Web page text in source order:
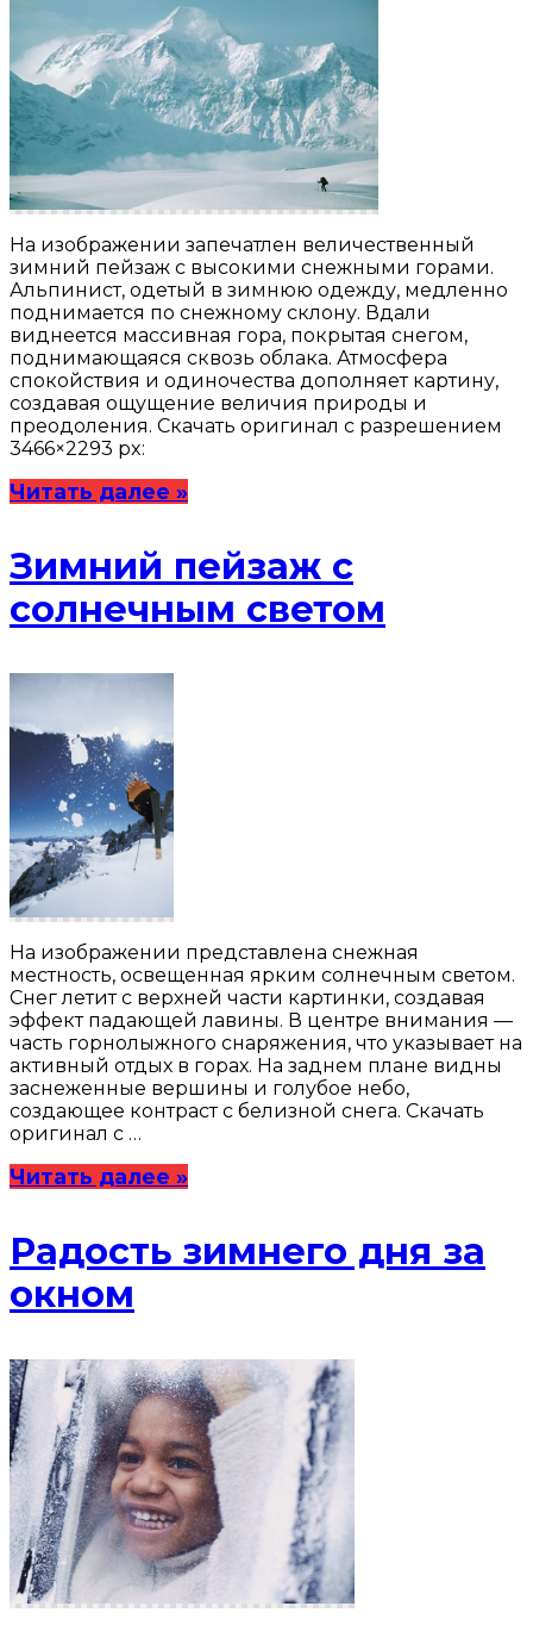
На изображении запечатлен величественный
зимний пейзаж с высокими снежными горами.
Альпинист, одетый в зимнюю одежду, медленно
поднимается по снежному склону. Вдали
виднеется массивная гора, покрытая снегом,
поднимающаяся сквозь облака. Атмосфера
спокойствия и одиночества дополняет картину,
создавая ощущение величия природы и
преодоления. Скачать оригинал с разрешением
3466×2293 px:
Читать далее »
Зимний пейзаж с
солнечным светом
На изображении представлена снежная
местность, освещенная ярким солнечным светом.
Снег летит с верхней части картинки, создавая
эффект падающей лавины. В центре внимания —
часть горнолыжного снаряжения, что указывает на
активный отдых в горах. На заднем плане видны
заснеженные вершины и голубое небо,
создающее контраст с белизной снега. Скачать
оригинал с …
Читать далее »
Радость зимнего дня за
окном